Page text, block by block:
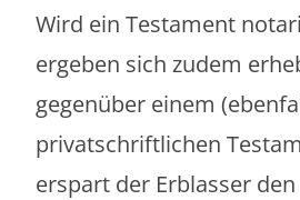
Wird ein Testament
ergeben sich zudem
gegenüber einem
privatschriftlichen
erspart der Erblasser